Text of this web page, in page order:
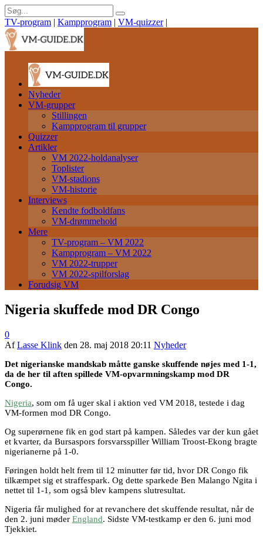
TV-program | Kampprogram | VM-quizzer |
Nyheder
VM-grupper
Stillingen
Kampprogram til grupper
Quizzer
Artikler
VM 2022-holdanalyser
Toplister
VM-stadions
VM-historie
Interviews
Kendte fodboldfans
VM-drømmehold
Mere
TV-program – VM 2022
Kampprogram – VM 2022
VM 2022-trupper
VM 2022-spilforslag
Forudsig VM
Nigeria skuffede mod DR Congo
0
AfLasse Klink den 28. maj 2018 20:11 Nyheder
Det nigerianske mandskab måtte ganske skuffende nøjes med 1-1,
da de her til aften spillede VM-opvarmningskamp mod DR
Congo.
Nigeria, som om få uger skal i aktion ved VM 2018, testede i dag
VM-formen mod DR Congo.
Og superørnene fik en god start på kampen. Således var der kun gået
et kvarter, da Bursaspors forsvarsspiller William Troost-Ekong bragte
nigerianerne på 1-0.
Føringen holdt helt frem til 12 minutter før tid, hvor DR Congo fik
tilkæmpet sig et straffespark. Og dette sparkede Ben Malango Ngita i
nettet til 1-1, som også blev kampens slutresultat.
Nigeria får mulighed for at revanchere det skuffende resultat, når de
den 2. juni møder England. Sidste VM-testkamp er den 6. juni mod
Tjekkiet.